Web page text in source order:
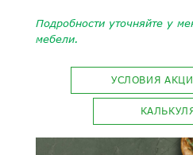
Подробности уточняйте у
мебели.
УСЛОВИЯ